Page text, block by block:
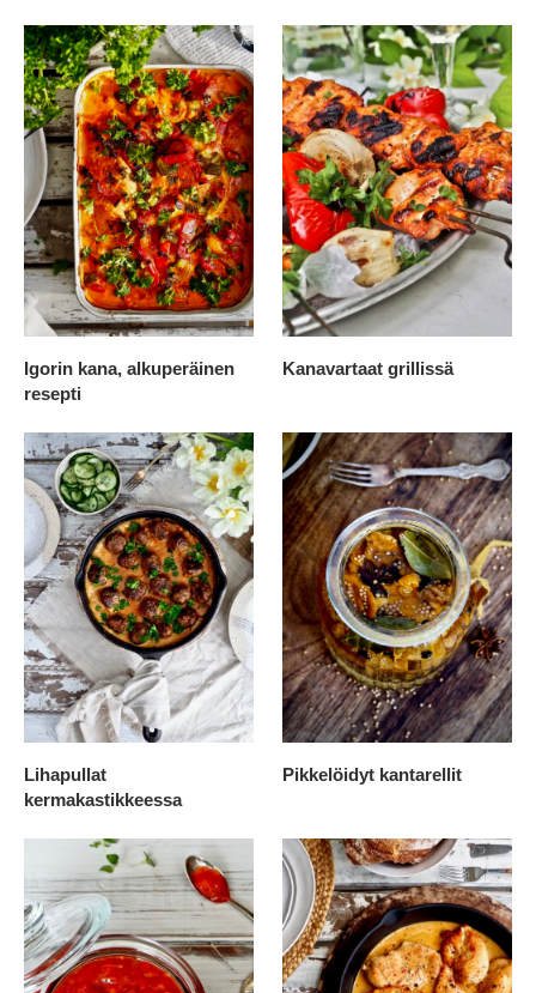
Igorin kana, alkuperäinen
resepti
Kanavartaat grillissä
Lihapullat
kermakastikkeessa
Pikkelöidyt kantarellit